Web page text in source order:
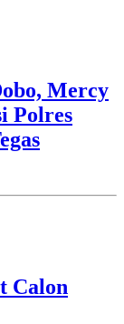
Mercy
Polres
Calon